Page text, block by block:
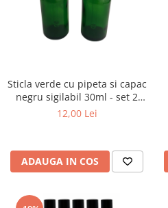
Sticla verde cu pipeta si capac
negru sigilabil 30ml - set 2
buc
12,00 Lei
ADAUGA IN COS